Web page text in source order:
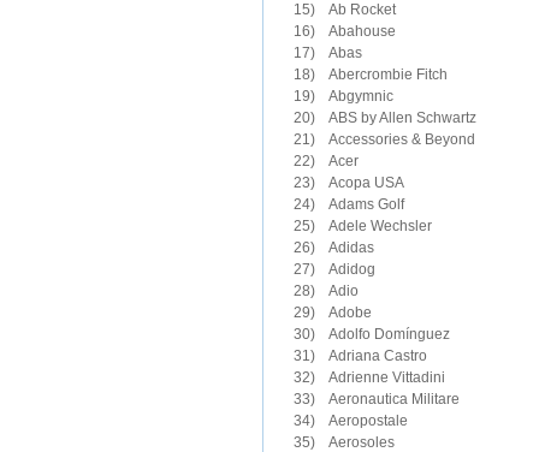
15)　Ab Rocket
16)　Abahouse
17)　Abas
18)　Abercrombie Fitch
19)　Abgymnic
20)　ABS by Allen Schwartz
21)　Accessories & Beyond
22)　Acer
23)　Acopa USA
24)　Adams Golf
25)　Adele Wechsler
26)　Adidas
27)　Adidog
28)　Adio
29)　Adobe
30)　Adolfo Domínguez
31)　Adriana Castro
32)　Adrienne Vittadini
33)　Aeronautica Militare
34)　Aeropostale
35)　Aerosoles